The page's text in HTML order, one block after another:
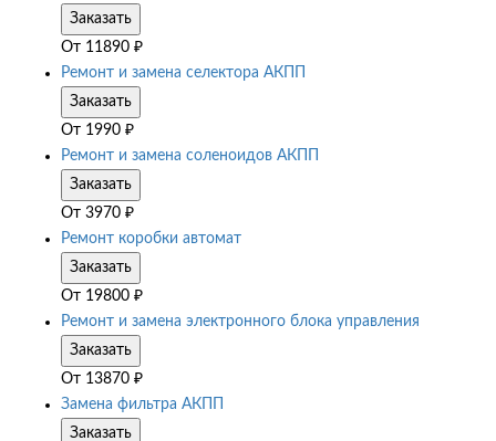
Заказать
От 11890 ₽
Ремонт и замена селектора АКПП
Заказать
От 1990 ₽
Ремонт и замена соленоидов АКПП
Заказать
От 3970 ₽
Ремонт коробки автомат
Заказать
От 19800 ₽
Ремонт и замена электронного блока управления
Заказать
От 13870 ₽
Замена фильтра АКПП
Заказать